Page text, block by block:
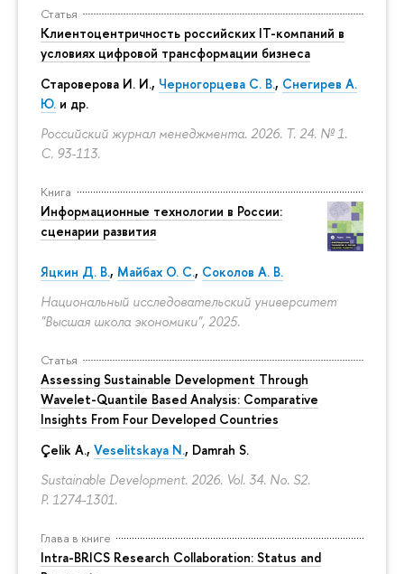
Статья
Клиентоцентричность российских IT-компаний в
условиях цифровой трансформации бизнеса
Староверова И. И., Черногорцева С. В., Снегирев А.
Ю. и др.
Российский журнал менеджмента. 2026. Т. 24. № 1.
С. 93-113.
Книга
Информационные технологии в России:
сценарии развития
Яцкин Д. В., Майбах О. С., Соколов А. В.
Национальный исследовательский университет
"Высшая школа экономики", 2025.
Статья
Assessing Sustainable Development Through
Wavelet-Quantile Based Analysis: Comparative
Insights From Four Developed Countries
Çelik A., Veselitskaya N., Damrah S.
Sustainable Development. 2026. Vol. 34. No. S2.
P. 1274-1301.
Глава в книге
Intra-BRICS Research Collaboration: Status and